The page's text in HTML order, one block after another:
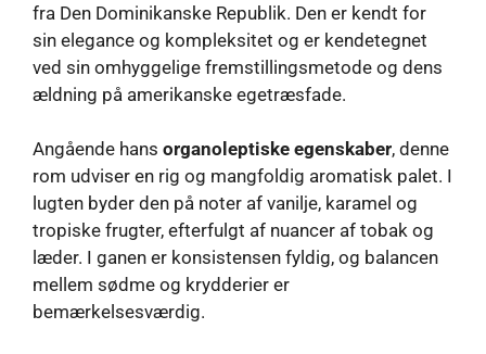
fra Den Dominikanske Republik. Den er kendt for
sin elegance og kompleksitet og er kendetegnet
ved sin omhyggelige fremstillingsmetode og dens
ældning på amerikanske egetræsfade.
Angående hans organoleptiske egenskaber, denne
rom udviser en rig og mangfoldig aromatisk palet. I
lugten byder den på noter af vanilje, karamel og
tropiske frugter, efterfulgt af nuancer af tobak og
læder. I ganen er konsistensen fyldig, og balancen
mellem sødme og krydderier er
bemærkelsesværdig.